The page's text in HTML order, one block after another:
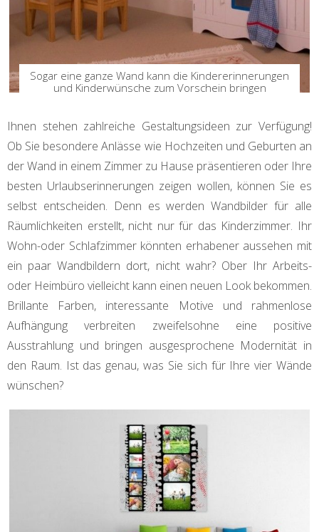
Sogar eine ganze Wand kann die Kindererinnerungen
und Kinderwünsche zum Vorschein bringen
Ihnen stehen zahlreiche Gestaltungsideen zur Verfügung!
Ob Sie besondere Anlässe wie Hochzeiten und Geburten an
der Wand in einem Zimmer zu Hause präsentieren oder Ihre
besten Urlaubserinnerungen zeigen wollen, können Sie es
selbst entscheiden. Denn es werden Wandbilder für alle
Räumlichkeiten erstellt, nicht nur für das Kinderzimmer. Ihr
Wohn-oder Schlafzimmer könnten erhabener aussehen mit
ein paar Wandbildern dort, nicht wahr? Ober Ihr Arbeits-
oder Heimbüro vielleicht kann einen neuen Look bekommen.
Brillante Farben, interessante Motive und rahmenlose
Aufhängung verbreiten zweifelsohne eine positive
Ausstrahlung und bringen ausgesprochene Modernität in
den Raum. Ist das genau, was Sie sich für Ihre vier Wände
wünschen?